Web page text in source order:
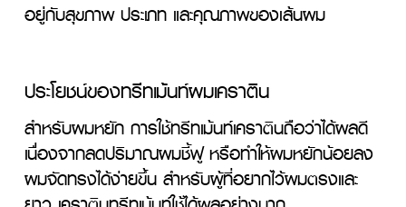
อยู่กับสุขภาพ ประเภท และคุณภาพของเส้นผม
ประโยชน์ของทรีทเม้นท์ผมเคราติน
สำหรับผมหยัก การใช้ทรีทเม้นท์เคราตินถือว่าได้ผลดี
เนื่องจากลดปริมาณผมชี้ฟู หรือทำให้ผมหยักน้อยลง
ผมจัดทรงได้ง่ายขึ้น สำหรับผู้ที่อยากไว้ผมตรงและ